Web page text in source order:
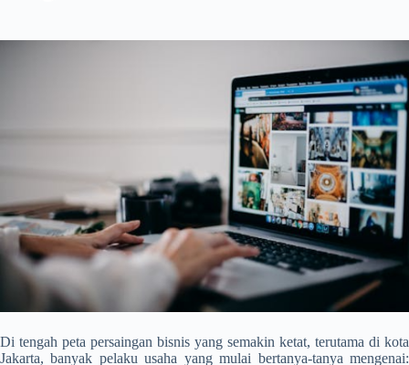
Di tengah peta persaingan bisnis yang semakin ketat, terutama di kota
Jakarta, banyak pelaku usaha yang mulai bertanya-tanya mengenai: